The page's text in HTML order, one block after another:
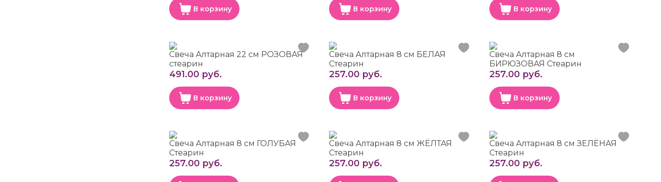
В корзину В корзину В корзину
Свеча Алтарная 22 см РОЗОВАЯ
стеарин
491.00 руб.
В корзину
Свеча Алтарная 8 см БЕЛАЯ
Стеарин
257.00 руб.
В корзину
Свеча Алтарная 8 см
БИРЮЗОВАЯ Стеарин
257.00 руб.
В корзину
Свеча Алтарная 8 см ГОЛУБАЯ
Стеарин
257.00 руб.
Свеча Алтарная 8 см ЖЁЛТАЯ
Стеарин
257.00 руб.
Свеча Алтарная 8 см ЗЕЛЁНАЯ
Стеарин
257.00 руб.